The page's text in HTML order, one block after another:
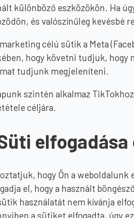
különböző eszközökön. Ha
és valószínűleg kevésbé
célú sütik a Meta
hogy követni tudjuk, hogy
tudjunk megjeleníteni.
szintén alkalmaz
céljára.
hogy Ön a weboldalunk
el, hogy a használt
használatát nem kívánja
a sütiket elfogadta, úgy